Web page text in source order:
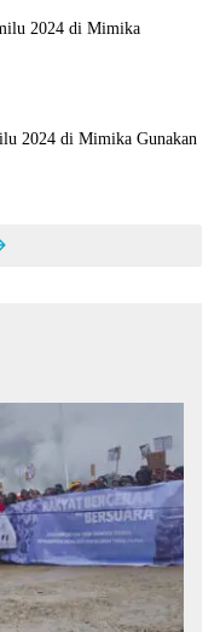
2024 di Mimika
2024 di Mimika Gunakan